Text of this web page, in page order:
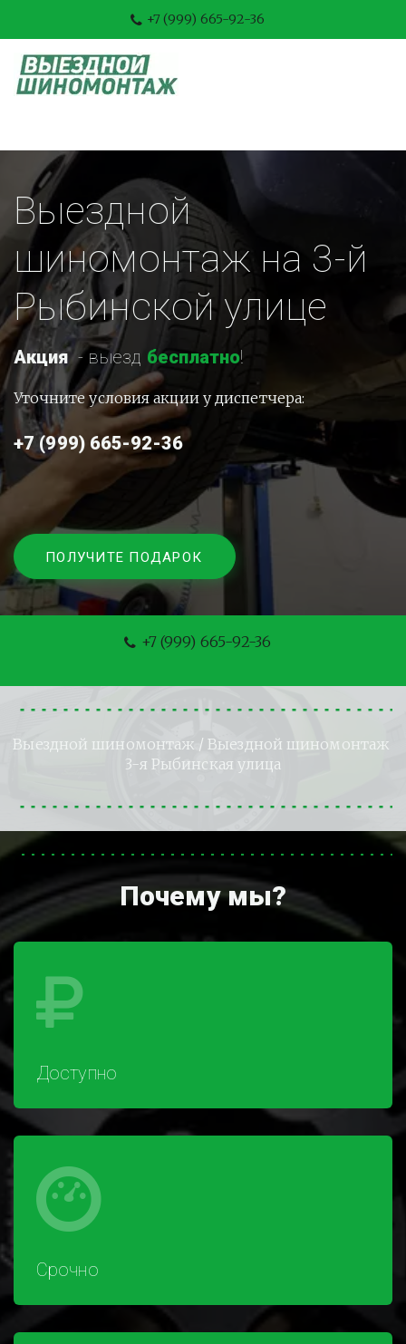
+7 (999) 665-92-36
Выездной
шиномонтаж на 3-й
Рыбинской улице
Акция - выезд бесплатно!
Уточните условия акции у диспетчера:
+7 (999) 665-92-36
ПОЛУЧИТЕ ПОДАРОК
+7 (999) 665-92-36
Выездной шиномонтаж / Выездной шиномонтаж
3-я Рыбинская улица
Почему мы?
Доступно
Срочно